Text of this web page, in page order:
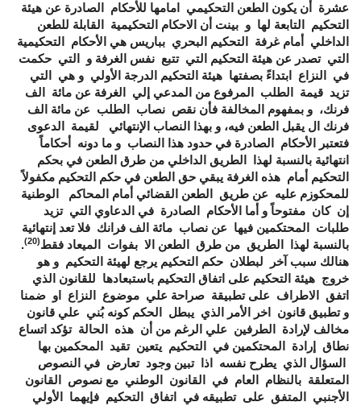
عشرة أن يكون الطعن التحكيمي امامها للأحكام الصادرة عن هيئة
التحكيم التابعة لها و بينت أن الاحكام التحكيمية القابلة للطعن
الداخلي أمام غرفة التحكيم البحري بباريس هي الأحكام التحكيمية
التي تصدر عن هيئة التحكيم التي تتبع نفس الغرفة و التي حكمت
في النزاع ابتداءً بصفتها هيئة التحكيم الدرجة الأولي و هي التي
تزيد قيمة الطلب المرفوع من المدعي إلي الغرفة عن مائة الف
فرنك، و بمفهوم المخالفة فأن نقص نصاب الطلب عن مائة الف
فرنك ال يقبل الطعن فيه، و بهذا النصاب الإنتهائي لقيمة الدعوى
فتعتبر الأحكام الصادرة في حدود هذا النصاب و ما دونه أحكاماً
انتهائية بالنسبة لهذا الطريق الداخلي من طرق الطعن في بحكم
التحكيم أمام هذه الغرفة يبقي حق الطعن في حكم التحكيم مكفولاً
للمحكوزم عليه عن طريق الطعن القضائي أمام المحاكم الوطنية
إن كان مفتوحاً و أما الأحكام الصادرة في الدعاوي التي تزيد
طلبات المحتكمين فيها عن نصاب مائة الف فرانك فلا تعد إنتهائية
بالنسبة لهذا الطريق من طرق الطعن الا بفوات الميعاد فقط(20)
.
هنالك سبب آخر لبطلان حكم التحكيم يرجع لهيئة التحكيم و هو
خروج هيئة التحكيم على اتفاق التحكيم باستبعادها للقانون الذي
اتفق الاطراف على تطبيقة صراحة علي موضوع النزاع او ضمنا
و تطبيق قانون اخر الأمر الذي يبطل الحكم كونه بُني علي قانون
مخالف لإرادة الطرفين علي الرغم من أن هذه الحالة تؤكد اتساع
نطاق إرادة المحتكمين في التحكيم يتعين تقيد المحكمين بها
السؤال الذي يطرح نفسه اذا تبين وجود تعارض في النصوص
المتعلقة بالنظام العام في القانون الوطني مع نصوص القانون
الأجنبي المتفق على تطبيقه في اتفاق التحكيم فإيهما الأولي